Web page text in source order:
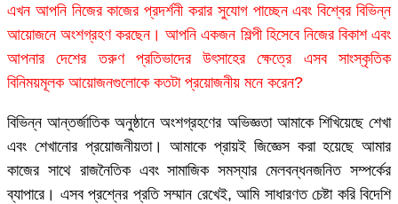
এখন আপনি নিজের কাজের প্রদর্শনী করার সুযোগ পাচ্ছেন এবং বিশ্বের বিভিন্ন
আয়োজনে অংশগ্রহণ করছেন। আপনি একজন শিল্পী হিসেবে নিজের বিকাশ এবং
আপনার দেশের তরুণ প্রতিভাদের উৎসাহের ক্ষেত্রে এসব সাংস্কৃতিক
বিনিময়মূলক আয়োজনগুলোকে কতটা প্রয়োজনীয় মনে করেন?
বিভিন্ন আন্তর্জাতিক অনুষ্ঠানে অংশগ্রহণের অভিজ্ঞতা আমাকে শিখিয়েছে শেখা
এবং শেখানোর প্রয়োজনীয়তা। আমাকে প্রায়ই জিজ্ঞেস করা হয়েছে আমার
কাজের সাথে রাজনৈতিক এবং সামাজিক সমস্যার মেলবন্ধনজনিত সম্পর্কের
ব্যাপারে। এসব প্রশ্নের প্রতি সম্মান রেখেই, আমি সাধারণত চেষ্টা করি বিদেশি